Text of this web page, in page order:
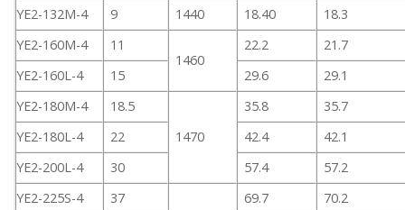
YE2-132M-4
9 1440 18.40
18.3
YE2-160M-4
11
1460
22.2
21.7
YE2-160L-4
15 29.6
29.1
YE2-180M-4
18.5
1470
35.8
35.7
YE2-180L-4
22 42.4
42.1
YE2-200L-4
30 57.4
57.2
YE2-225S-4
37 69.7
70.2